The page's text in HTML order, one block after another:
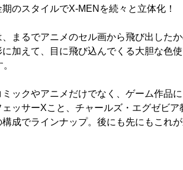
のスタイルでX-MENを続々と立体化！
まるでアニメのセル画から飛び出した
加えて、目に飛び込んでくる大胆な色
ックやアニメだけでなく、ゲーム作品
ッサーXこと、チャールズ・エグゼビ
成でラインナップ。後にも先にもこれ